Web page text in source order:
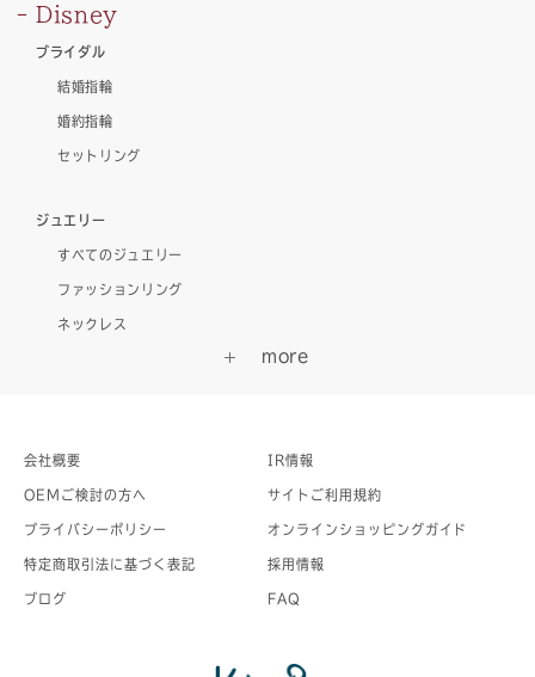
Disney
ブライダル
結婚指輪
婚約指輪
セットリング
ジュエリー
すべてのジュエリー
ファッションリング
ネックレス
会社概要 IR情報
OEMご検討の方へ サイトご利用規約
プライバシーポリシー オンラインショッピングガイド
特定商取引法に基づく表記 採用情報
ブログ FAQ